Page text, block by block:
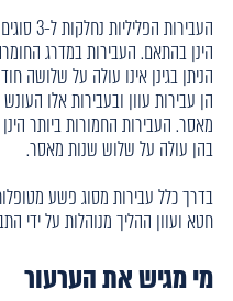
הינן בהתאם. העבירות במדרג
הניתן בגינן אינו עולה על שלושה
הן עבירות עוון ובעבירות אלו
מאסר. העבירות החמורות ביותר
בהן עולה על שלוש שנות מאסר.
בדרך כלל עבירות מסוג פשע
חטא ועוון ההליך מנוהלות על ידי
מי מגיש את הערעור